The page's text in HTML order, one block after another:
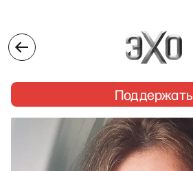
Поддержать